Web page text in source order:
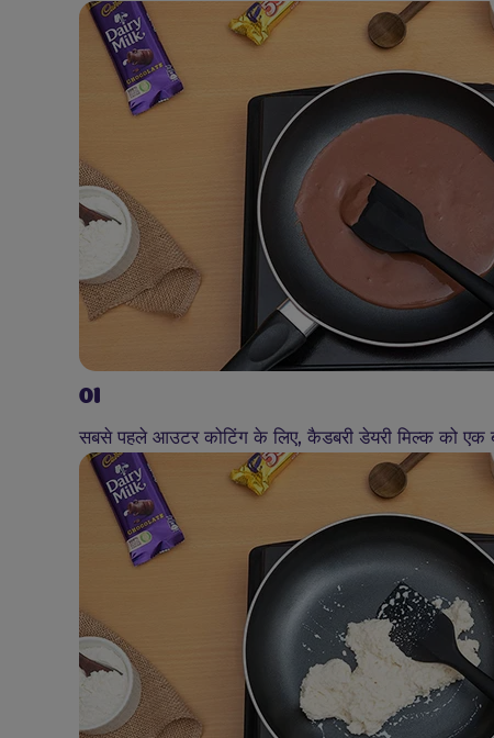
01
सबसे पहले आउटर कोटिंग के लिए, कैडबरी डेयरी मिल्क को